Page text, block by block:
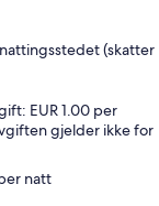
(skatter
EUR 1.00 per
gjelder ikke for
natt